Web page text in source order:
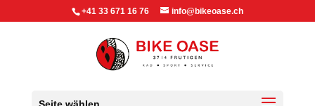
+41 33 671 16 76 info@bikeoase.ch